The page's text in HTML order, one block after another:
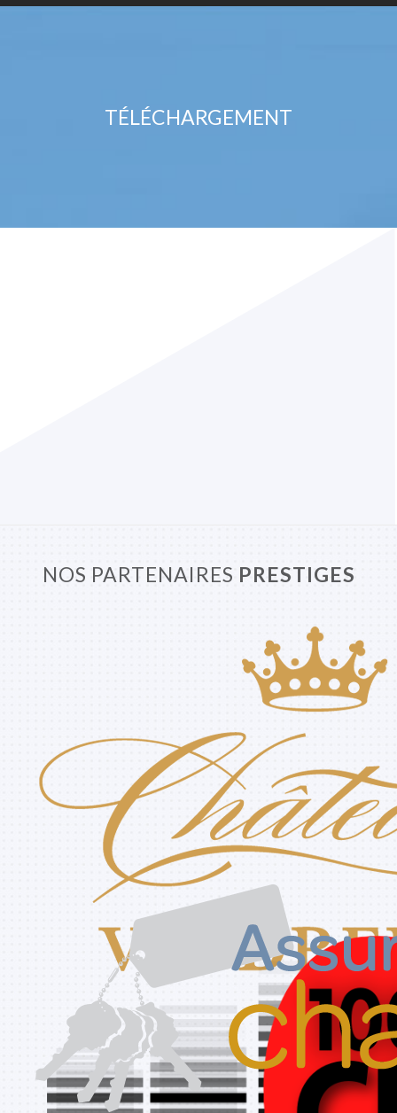
TÉLÉCHARGEMENT
NOS PARTENAIRES PRESTIGES